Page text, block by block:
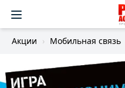
Акции Мобильная связь